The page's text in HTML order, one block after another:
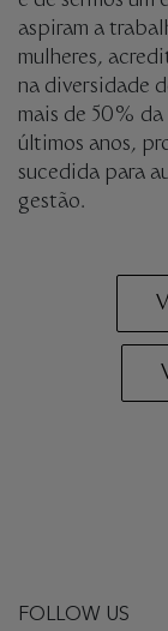
aspiram a
mulheres,
na diversidade
mais de 50% da
últimos anos,
sucedida para
gestão.
FOLLOW US